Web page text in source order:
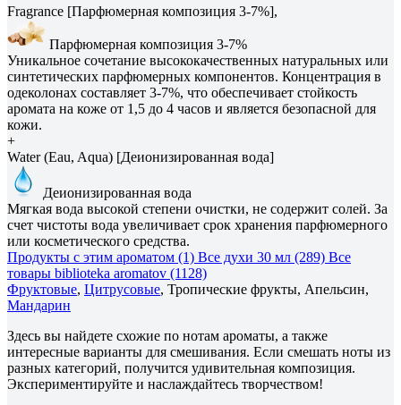
Fragrance [Парфюмерная композиция 3-7%],
Парфюмерная композиция 3-7%
Уникальное сочетание высококачественных натуральных или
синтетических парфюмерных компонентов. Концентрация в
одеколонах составляет 3-7%, что обеспечивает стойкость
аромата на коже от 1,5 до 4 часов и является безопасной для
кожи.
+
Water (Eau, Aqua) [Деионизированная вода]
Деионизированная вода
Мягкая вода высокой степени очистки, не содержит солей. За
счет чистоты вода увеличивает срок хранения парфюмерного
или косметического средства.
Продукты с этим ароматом (1) Все духи 30 мл (289) Все
товары biblioteka aromatov (1128)
Фруктовые, Цитрусовые, Тропические фрукты, Апельсин,
Мандарин
Здесь вы найдете схожие по нотам ароматы, а также
интересные варианты для смешивания. Если смешать ноты из
разных категорий, получится удивительная композиция.
Экспериментируйте и наслаждайтесь творчеством!